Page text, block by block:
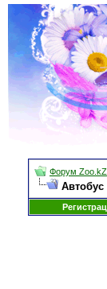
Форум Zoo.kZ
Автобус